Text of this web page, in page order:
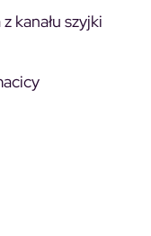
kanału szyjki